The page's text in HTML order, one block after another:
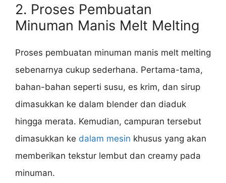
2. Proses Pembuatan
Minuman Manis Melt Melting
Proses pembuatan minuman manis melt melting
sebenarnya cukup sederhana. Pertama-tama,
bahan-bahan seperti susu, es krim, dan sirup
dimasukkan ke dalam blender dan diaduk
hingga merata. Kemudian, campuran tersebut
dimasukkan ke dalam mesin khusus yang akan
memberikan tekstur lembut dan creamy pada
minuman.